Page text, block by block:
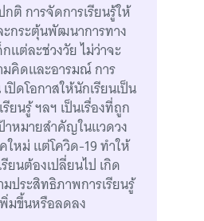
กติ การจัดการเรียนรู้ให้
ะกระตุ้นพัฒนาการทาง
แต่ละช่วงวัย ไม่ว่าจะ
มคิดและอารมณ์ การ
ปิดโอกาสให้นักเรียนเป็น
รียนรู้ ฯลฯ เป็นเรื่องที่ถูก
าหมายสำคัญในแวดวง
ใหม่ แต่โควิด-19 ทำให้
ยนต้องเปลี่ยนไป เกิด
ประสิทธิภาพการเรียนรู้
มขึ้นหรือลดลง